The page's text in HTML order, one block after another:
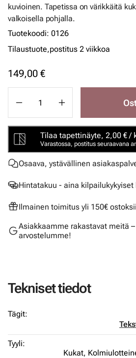
kuvioinen. Tapetissa on värikkäitä
valkoisella pohjalla.
Tuotekoodi: 0126
Tilaustuote,postitus 2 viikkoa
149,00 €
Tilaa tapettinäyte, 2,00 € /
Varastossa, postitus seuraavana
Osaava, ystävällinen
Hintatakuu - aina kilpailukykyiset
Ilmainen toimitus yli 150€
Asiakkaamme rakastavat meitä
arvostelumme!
Tekniset tiedot
Tägit:
Tyyli:
Kukat,